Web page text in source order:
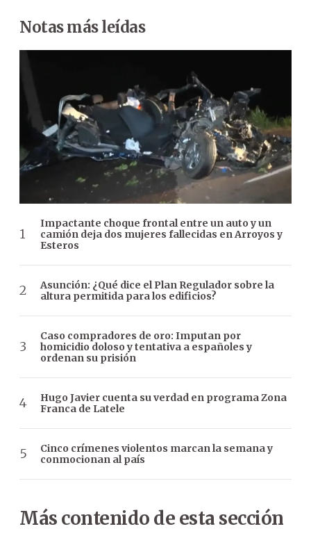
Notas más leídas
Impactante choque frontal entre un auto y un
camión deja dos mujeres fallecidas en Arroyos y
Esteros
Asunción: ¿Qué dice el Plan Regulador sobre la
altura permitida para los edificios?
Caso compradores de oro: Imputan por
homicidio doloso y tentativa a españoles y
ordenan su prisión
Hugo Javier cuenta su verdad en programa Zona
Franca de Latele
Cinco crímenes violentos marcan la semana y
conmocionan al país
Más contenido de esta sección